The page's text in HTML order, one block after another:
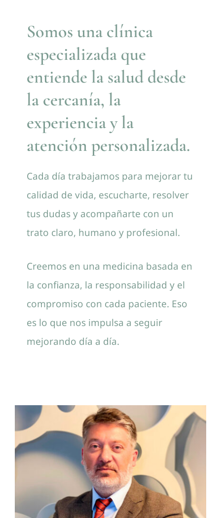
Somos una clínica
especializada que
entiende la salud desde
la cercanía, la
experiencia y la
atención personalizada.
Cada día trabajamos para mejorar tu
calidad de vida, escucharte, resolver
tus dudas y acompañarte con un
trato claro, humano y profesional.
Creemos en una medicina basada en
la confianza, la responsabilidad y el
compromiso con cada paciente. Eso
es lo que nos impulsa a seguir
mejorando día a día.